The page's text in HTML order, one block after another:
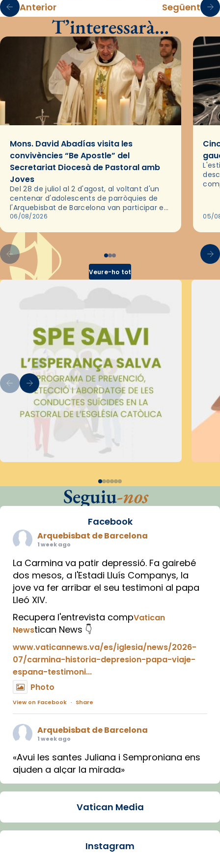
Anterior Següent
T’interessarà…
Mons. David Abadías visita les
convivències “Be Apostle” del
Secretariat Diocesà de Pastoral amb
Joves
Del 28 de juliol al 2 d'agost, al voltant d'un
centenar d'adolescents de parròquies de
l'Arquebisbat de Barcelona van participar en
les convivències Be Apostle, organitzades
06/08/2026 05/
Veure-ho tot
Seguiu-nos
Facebook
Arquebisbat de Barcelona
1 week ago
La Carmina va patir depressió. Fa gairebé
dos mesos, a l'Estadi Lluís Companys, la
jove va fer arribar el seu testimoni al papa
Lleó XIV.
Recupera l'entrevista compVatican
Newstican News 👇
www.vaticannews.va/es/iglesia/news/2026-
07/carmina-historia-depresion-papa-viaje-
espana-testimoni...
Photo
View on Facebook · Share
Arquebisbat de Barcelona
1 week ago
«Avui les santes Juliana i Semproniana ens
ajuden a alçar la mirada»
Mons. Sergi Gordo, bisbe de Tortosa, ha
Santes de Mataró.
🔗tinyurl.com/cvu5jmbk
Vatican Media
Instagram